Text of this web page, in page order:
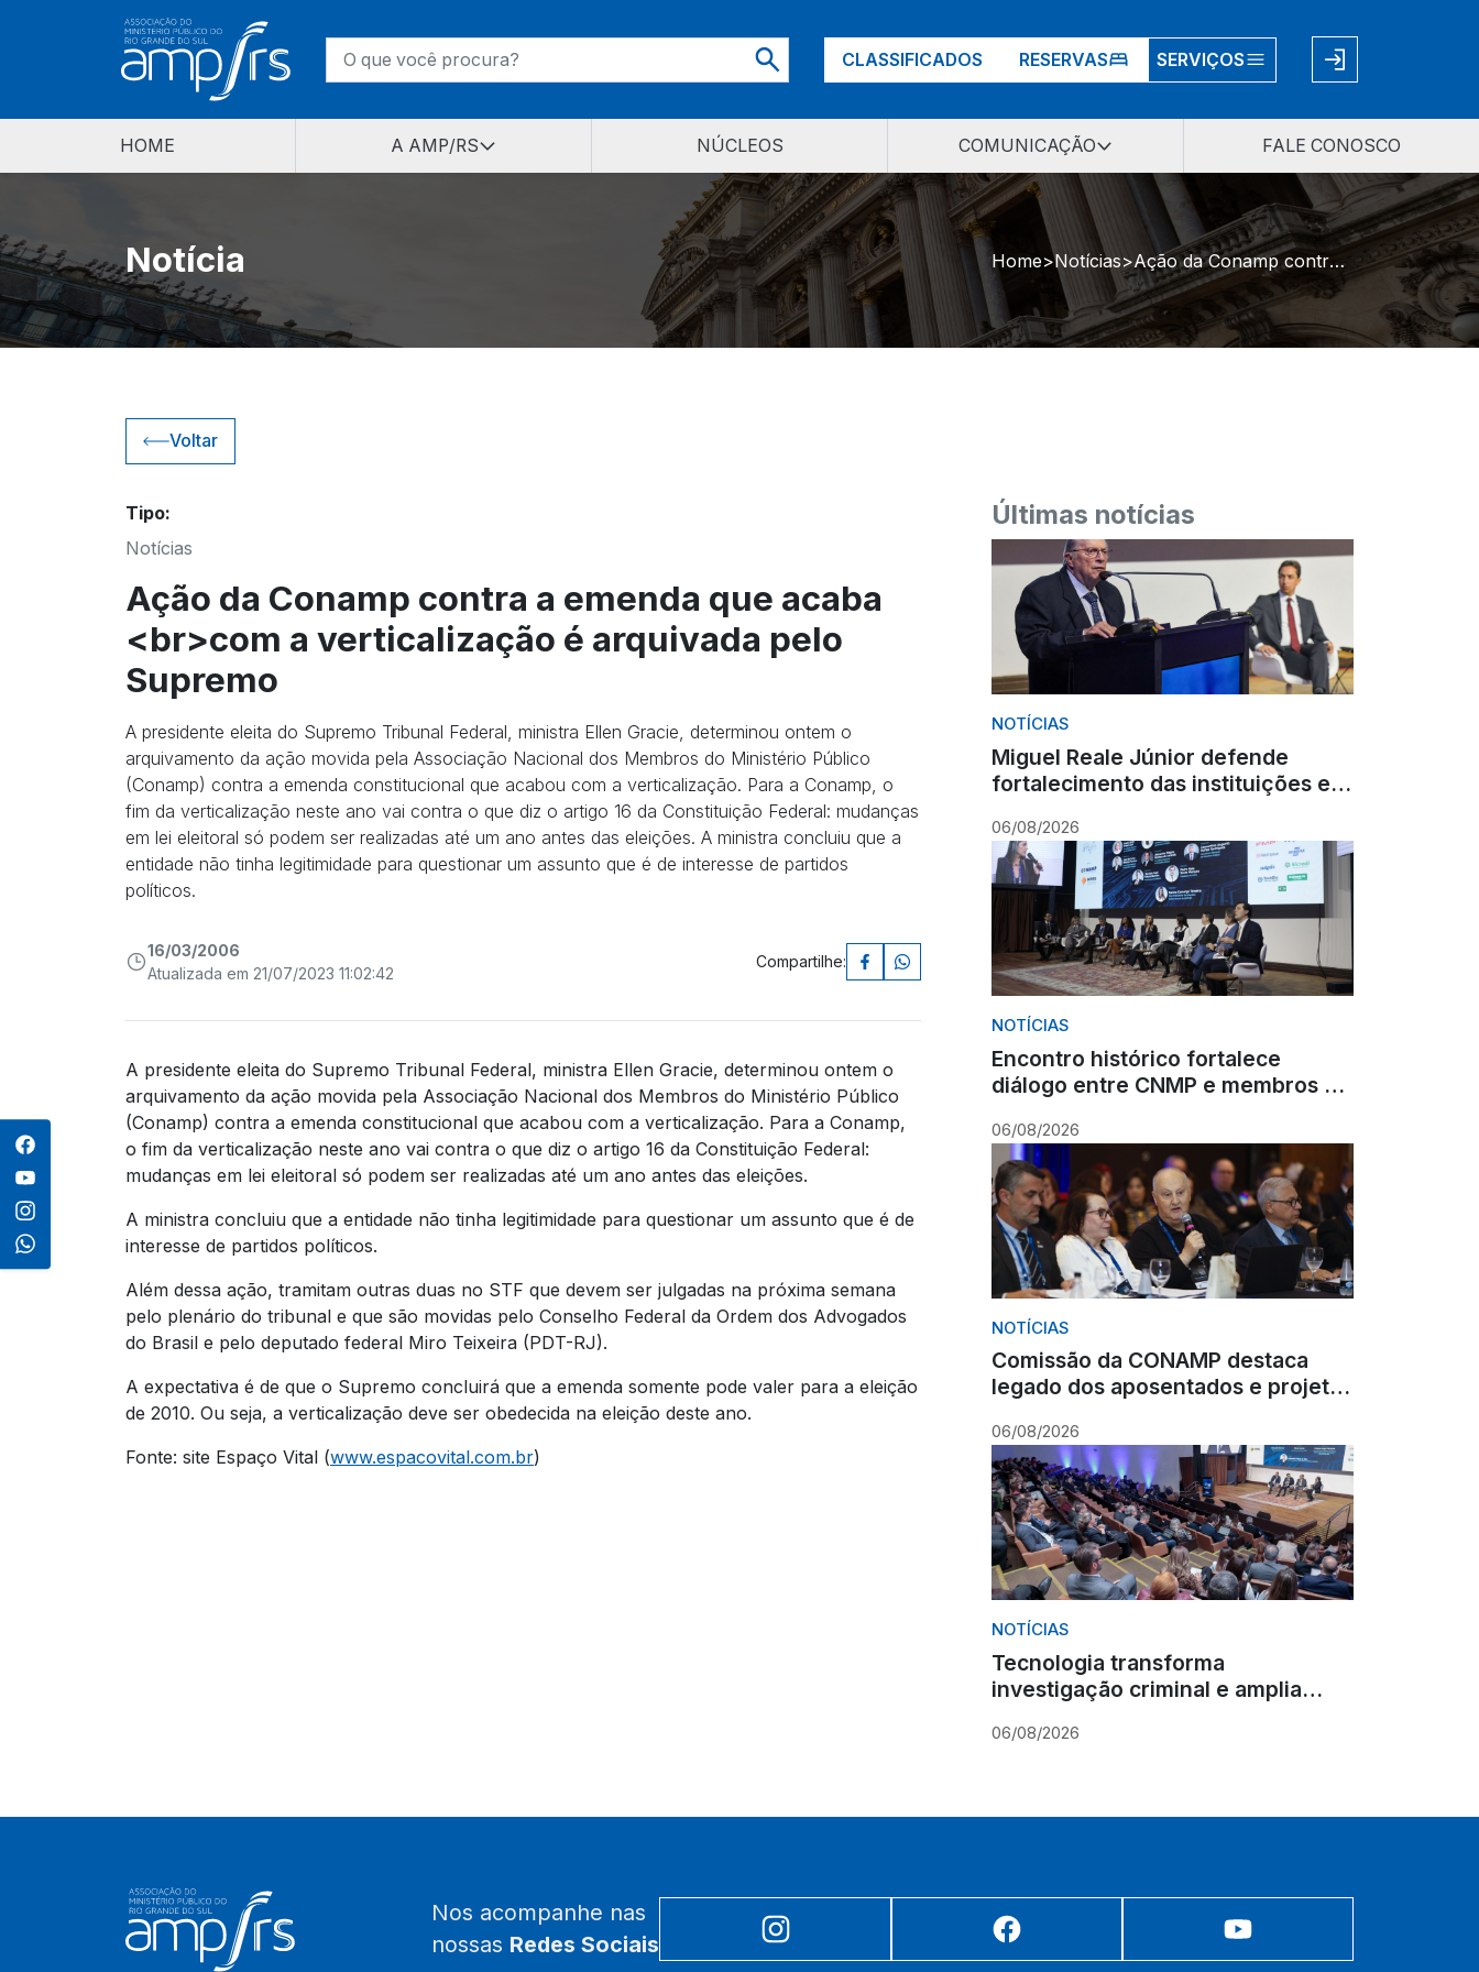
CLASSIFICADOS RESERVAS SERVIÇOS
HOME A AMP/RS NÚCLEOS COMUNICAÇÃO FALE CONOSCO
Notícia Home Notícias Ação da Conamp contra a emenda que acaba <br>com a verticalização é arquivada pelo Supremo
Voltar
Tipo:
Notícias
Ação da Conamp contra a emenda que acaba
<br>com a verticalização é arquivada pelo
Supremo
A presidente eleita do Supremo Tribunal Federal, ministra Ellen Gracie, determinou ontem o
arquivamento da ação movida pela Associação Nacional dos Membros do Ministério Público
(Conamp) contra a emenda constitucional que acabou com a verticalização. Para a Conamp, o
fim da verticalização neste ano vai contra o que diz o artigo 16 da Constituição Federal: mudanças
em lei eleitoral só podem ser realizadas até um ano antes das eleições. A ministra concluiu que a
entidade não tinha legitimidade para questionar um assunto que é de interesse de partidos
políticos.
16/03/2006
Atualizada em 21/07/2023 11:02:42
Compartilhe:
A presidente eleita do Supremo Tribunal Federal, ministra Ellen Gracie, determinou ontem o
arquivamento da ação movida pela Associação Nacional dos Membros do Ministério Público
(Conamp) contra a emenda constitucional que acabou com a verticalização. Para a Conamp,
o fim da verticalização neste ano vai contra o que diz o artigo 16 da Constituição Federal:
mudanças em lei eleitoral só podem ser realizadas até um ano antes das eleições.
A ministra concluiu que a entidade não tinha legitimidade para questionar um assunto que é de
interesse de partidos políticos.
Além dessa ação, tramitam outras duas no STF que devem ser julgadas na próxima semana
pelo plenário do tribunal e que são movidas pelo Conselho Federal da Ordem dos Advogados
do Brasil e pelo deputado federal Miro Teixeira (PDT-RJ).
A expectativa é de que o Supremo concluirá que a emenda somente pode valer para a eleição
de 2010. Ou seja, a verticalização deve ser obedecida na eleição deste ano.
Fonte: site Espaço Vital (www.espacovital.com.br)
Últimas notícias
NOTÍCIAS
Miguel Reale Júnior defende
fortalecimento das instituições e
Ministério Público
06/08/2026
NOTÍCIAS
Encontro histórico fortalece
diálogo entre CNMP e membros do
da carreira
06/08/2026
NOTÍCIAS
Comissão da CONAMP destaca
legado dos aposentados e projeta
institucional
06/08/2026
NOTÍCIAS
Tecnologia transforma
investigação criminal e amplia
06/08/2026
Nos acompanhe nas
nossas Redes Sociais